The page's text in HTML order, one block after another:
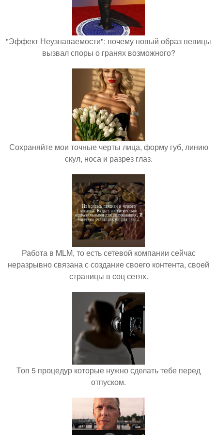
"Эффект Неузнаваемости": почему новый образ певицы
вызвал споры о гранях возможного?
Сохраняйте мои точные черты лица, форму губ, линию
скул, носа и разрез глаз.
Работа в MLM, то есть сетевой компании сейчас
неразрывно связана с создание своего контента, своей
страницы в соц сетях.
Топ 5 процедур которые нужно сделать тебе перед
отпуском.